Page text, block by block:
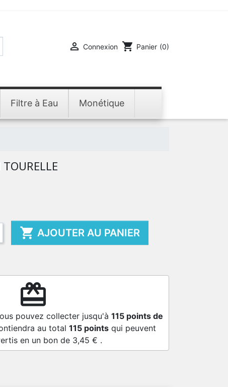
 Connexion shopping_cart Panier (0)
Filtre à Eau Monétique
 AJOUTER AU PANIER
redeem
pouvez collecter jusqu'à 115 points de
au total 115 points qui peuvent
en un bon de 3,45 € .